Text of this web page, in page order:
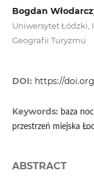
Bogdan
Uniwersytet Łódzki,
Geografii Turyzmu
DOI: https://
Keywords: baza
przestrzeń miejska
ABSTRACT